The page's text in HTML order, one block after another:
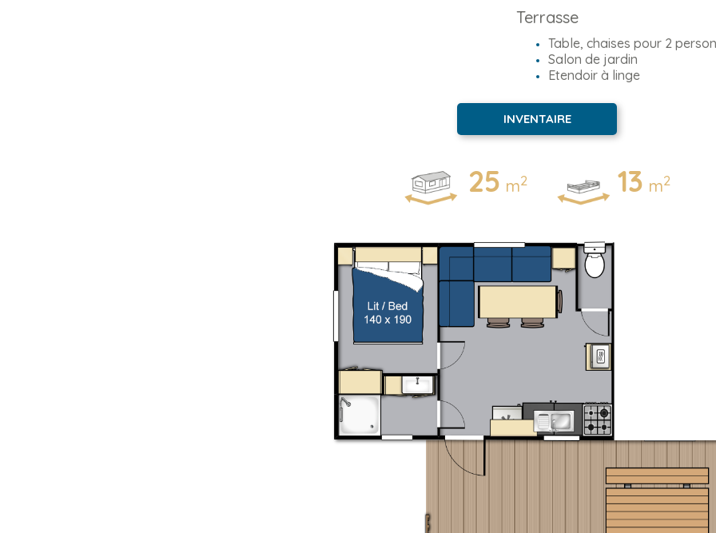
Terrasse
Table, chaises pour 2
Salon de jardin
Etendoir à linge
INVENTAIRE
25 m2 13 m2